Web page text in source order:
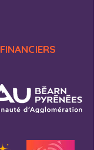
FINANCIERS